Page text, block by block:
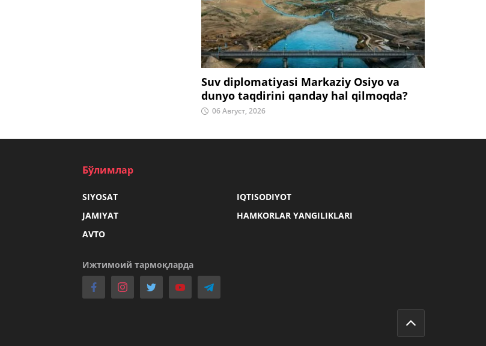
Suv diplomatiyasi Markaziy Osiyo va
dunyo taqdirini qanday hal qilmoqda?
06 Август, 2026
Бўлимлар
SIYOSAT
IQTISODIYOT
JAMIYAT
HAMKORLAR YANGILIKLARI
AVTO
Ижтимоий тармоқларда